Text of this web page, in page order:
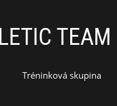
TEAM
Tréninková skupina